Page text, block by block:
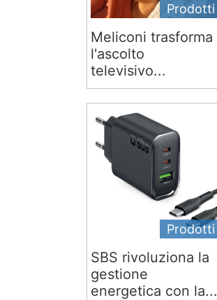
Prodotti
Meliconi trasforma
l'ascolto
televisivo...
Prodotti
SBS rivoluziona la
gestione
energetica con la...